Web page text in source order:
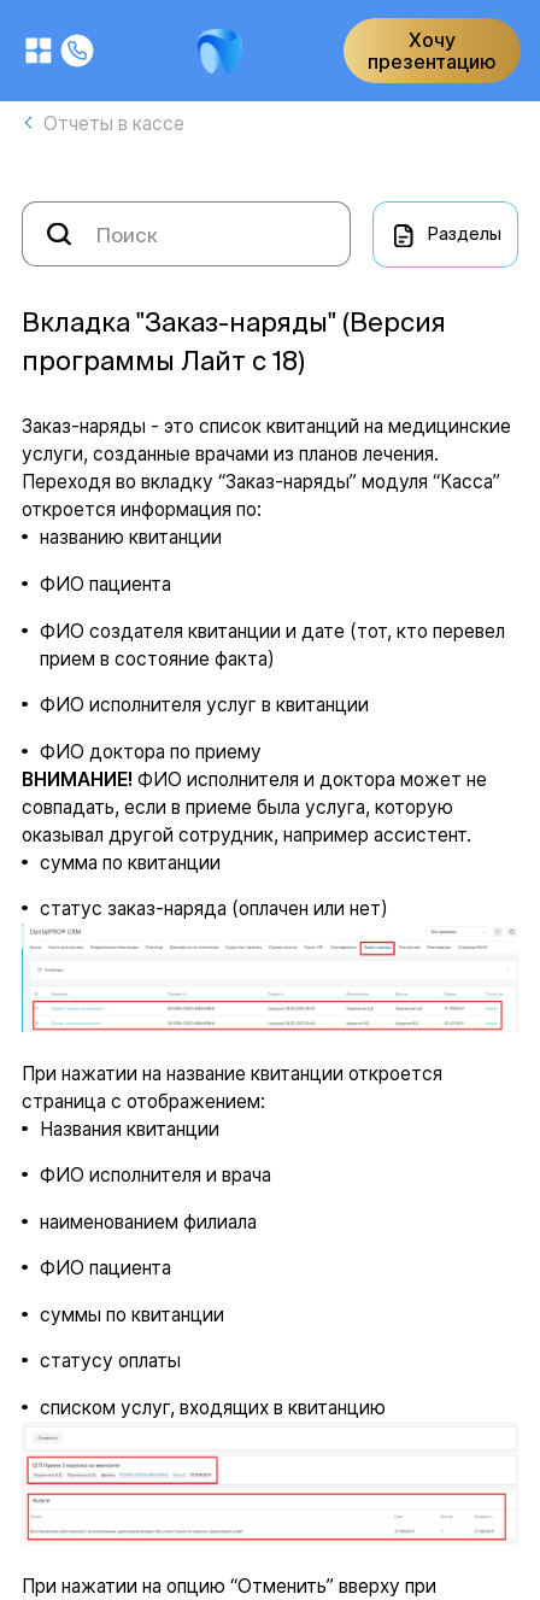
Хочу
презентацию
Отчеты в кассе
Разделы
Вкладка "Заказ-наряды" (Версия
программы Лайт с 18)
Заказ-наряды - это список квитанций на медицинские
услуги, созданные врачами из планов лечения.
Переходя во вкладку “Заказ-наряды” модуля “Касса”
откроется информация по:
названию квитанции
ФИО пациента
ФИО создателя квитанции и дате (тот, кто перевел
прием в состояние факта)
ФИО исполнителя услуг в квитанции
ФИО доктора по приему
ВНИМАНИЕ! ФИО исполнителя и доктора может не
совпадать, если в приеме была услуга, которую
оказывал другой сотрудник, например ассистент.
сумма по квитанции
статус заказ-наряда (оплачен или нет)
При нажатии на название квитанции откроется
страница с отображением:
Названия квитанции
ФИО исполнителя и врача
наименованием филиала
ФИО пациента
суммы по квитанции
статусу оплаты
списком услуг, входящих в квитанцию
При нажатии на опцию “Отменить” вверху при